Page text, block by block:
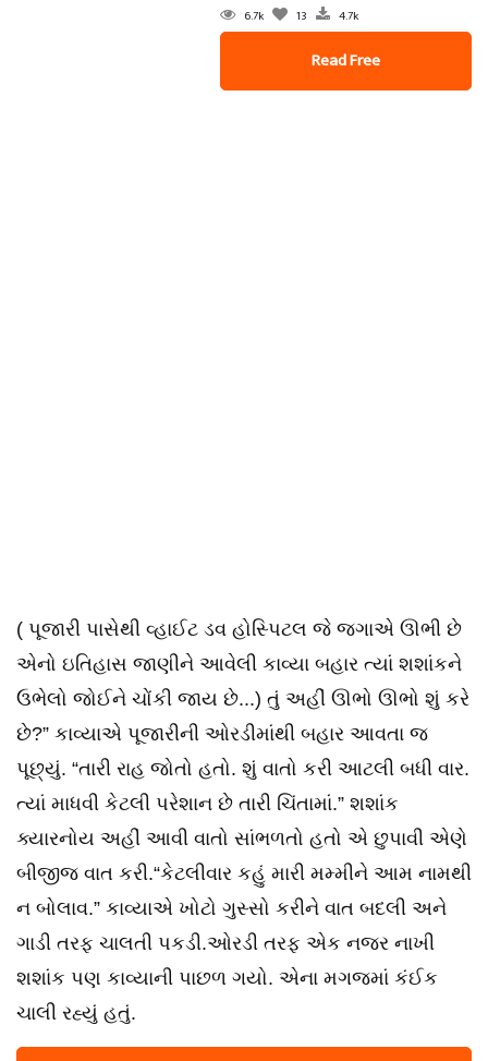
6.7k 13 4.7k
Read Free
( પૂજારી પાસેથી વ્હાઈટ ડવ હોસ્પિટલ જે જગાએ ઊભી છે
એનો ઇતિહાસ જાણીને આવેલી કાવ્યા બહાર ત્યાં શશાંકને
ઉભેલો જોઈને ચોંકી જાય છે...) તું અહીં ઊભો ઊભો શું કરે
છે?” કાવ્યાએ પૂજારીની ઓરડીમાંથી બહાર આવતા જ
પૂછ્યું. “તારી રાહ જોતો હતો. શું વાતો કરી આટલી બધી વાર.
ત્યાં માધવી કેટલી પરેશાન છે તારી ચિંતામાં.” શશાંક
ક્યારનોય અહીં આવી વાતો સાંભળતો હતો એ છુપાવી એણે
બીજીજ વાત કરી.“કેટલીવાર કહું મારી મમ્મીને આમ નામથી
ન બોલાવ.” કાવ્યાએ ખોટો ગુસ્સો કરીને વાત બદલી અને
ગાડી તરફ ચાલતી પકડી.ઓરડી તરફ એક નજર નાખી
શશાંક પણ કાવ્યાની પાછળ ગયો. એના મગજમાં કંઈક
ચાલી રહ્યું હતું.